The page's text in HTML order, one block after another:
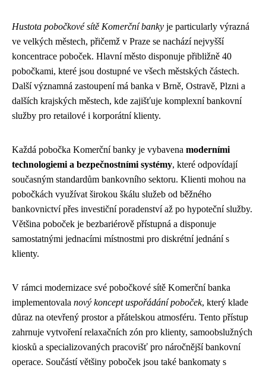
Hustota pobočkové sítě Komerční banky je particularly výrazná
ve velkých městech, přičemž v Praze se nachází nejvyšší
koncentrace poboček. Hlavní město disponuje přibližně 40
pobočkami, které jsou dostupné ve všech městských částech.
Další významná zastoupení má banka v Brně, Ostravě, Plzni a
dalších krajských městech, kde zajišťuje komplexní bankovní
služby pro retailové i korporátní klienty.
Každá pobočka Komerční banky je vybavena moderními
technologiemi a bezpečnostními systémy, které odpovídají
současným standardům bankovního sektoru. Klienti mohou na
pobočkách využívat širokou škálu služeb od běžného
bankovnictví přes investiční poradenství až po hypoteční služby.
Většina poboček je bezbariérově přístupná a disponuje
samostatnými jednacími místnostmi pro diskrétní jednání s
klienty.
V rámci modernizace své pobočkové sítě Komerční banka
implementovala nový koncept uspořádání poboček, který klade
důraz na otevřený prostor a přátelskou atmosféru. Tento přístup
zahrnuje vytvoření relaxačních zón pro klienty, samoobslužných
kiosků a specializovaných pracovišť pro náročnější bankovní
operace. Součástí většiny poboček jsou také bankomaty s